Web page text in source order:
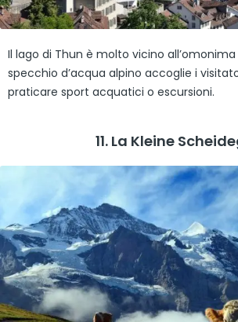
Il lago di Thun è molto vicino
specchio d’acqua alpino accoglie i
praticare sport acquatici o escursioni.
11. La Kleine